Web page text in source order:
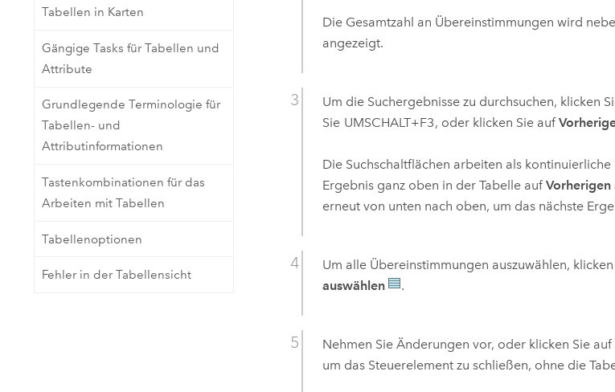
Tabellen in Karten
Gängige Tasks für Tabellen und
Attribute
Grundlegende Terminologie für
Tabellen- und
Attributinformationen
Tastenkombinationen für das
Arbeiten mit Tabellen
Tabellenoptionen
Fehler in der Tabellensicht
Die Gesamtzahl an Übereinstimmungen wird
angezeigt.
Um die Suchergebnisse zu durchsuchen, klicken
Sie UMSCHALT+F3, oder klicken Sie auf
Die Suchschaltflächen arbeiten als kontinuierliche
Ergebnis ganz oben in der Tabelle aufVorherigen
erneut von unten nach oben, um das nächste
Um alle Übereinstimmungen auszuwählen,
auswählen
.
Nehmen Sie Änderungen vor, oder klicken Sie auf
um das Steuerelement zu schließen, ohne die